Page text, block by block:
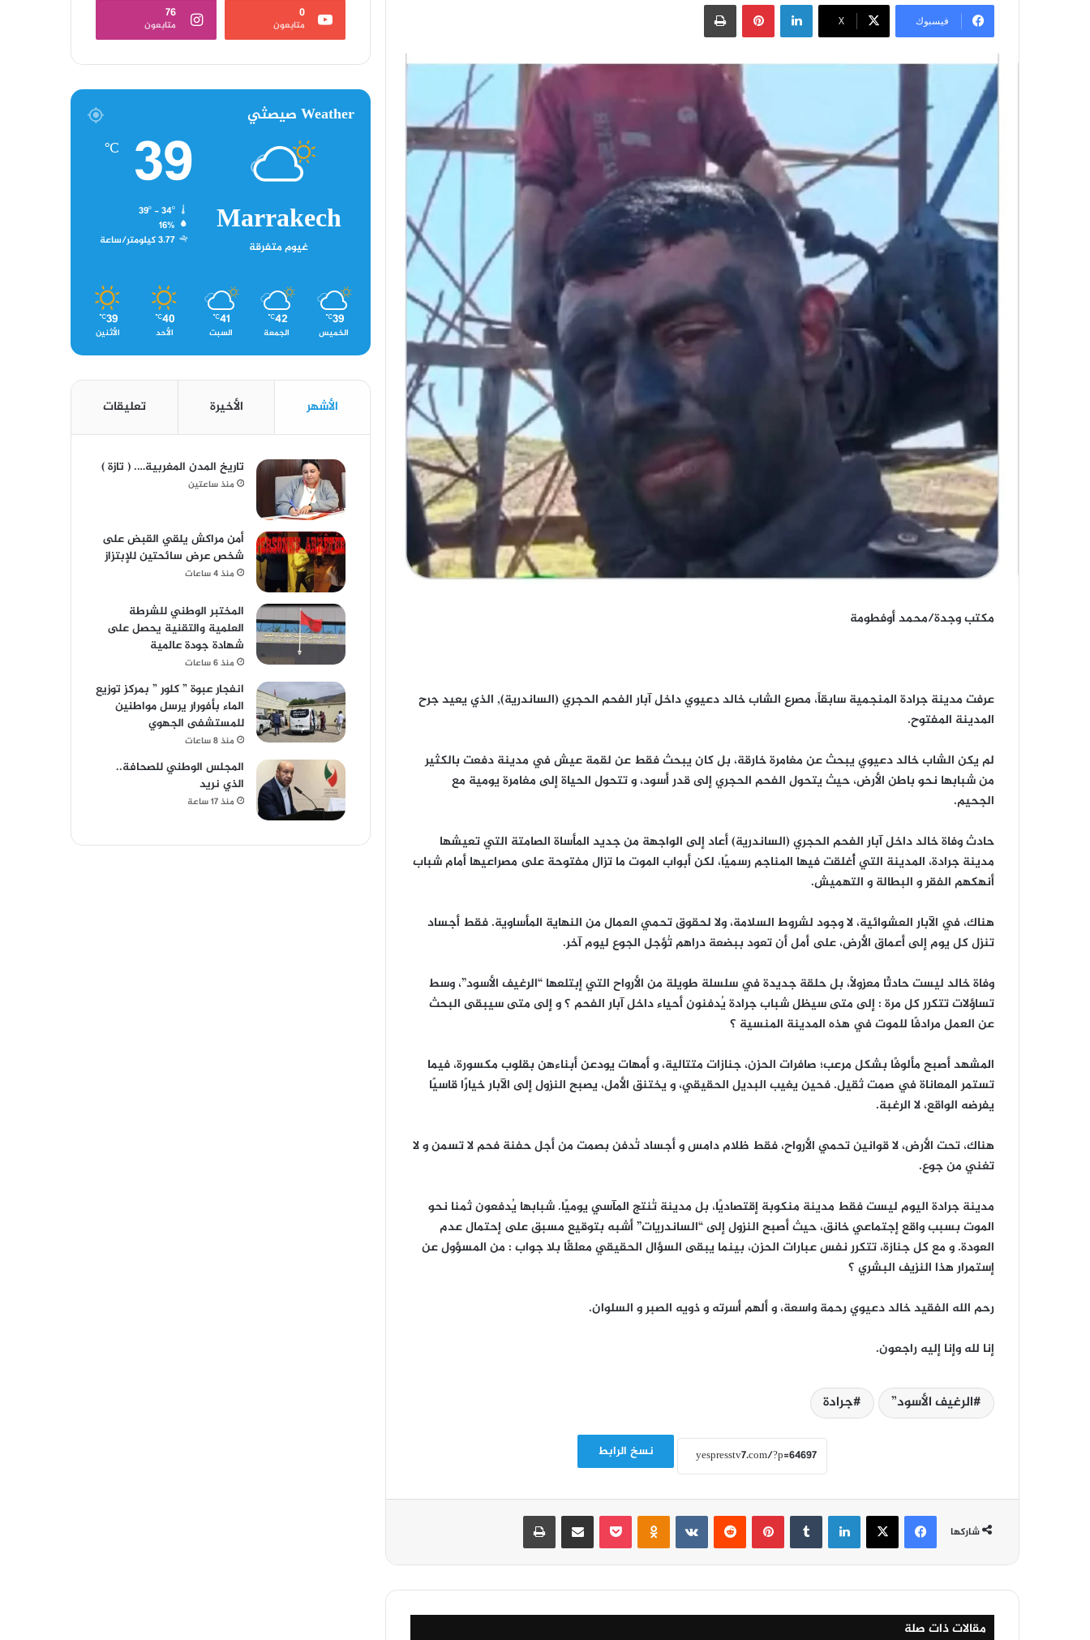
فيسبوك ‫X
لينكدإن بينتيريست
مكتب وجدة/محمد أوفطومة
عرفت مدينة جرادة المنجمية سابقاً، مصرع الشاب خالد دعيوي داخل آبار الفحم الحجري (الساندرية), الذي يعيد جرح
المدينة المفتوح.
لم يكن الشاب خالد دعيوي يبحث عن مغامرة خارقة، بل كان يبحث فقط عن لقمة عيش في مدينة دفعت بالكثير
من شبابها نحو باطن الأرض، حيث يتحول الفحم الحجري إلى قدر أسود، و تتحول الحياة إلى مغامرة يومية مع
الجحيم.
حادث وفاة خالد داخل آبار الفحم الحجري (الساندرية) أعاد إلى الواجهة من جديد المأساة الصامتة التي تعيشها
مدينة جرادة، المدينة التي أُغلقت فيها المناجم رسميًا، لكن أبواب الموت ما تزال مفتوحة على مصراعيها أمام شباب
أنهكهم الفقر و البطالة و التهميش.
هناك، في الآبار العشوائية، لا وجود لشروط السلامة، ولا لحقوق تحمي العمال من النهاية المأساوية. فقط أجساد
تنزل كل يوم إلى أعماق الأرض، على أمل أن تعود ببضعة دراهم تُؤجل الجوع ليوم آخر.
وفاة خالد ليست حادثًا معزولًا، بل حلقة جديدة في سلسلة طويلة من الأرواح التي إبتلعها “الرغيف الأسود”، وسط
تساؤلات تتكرر كل مرة : إلى متى سيظل شباب جرادة يُدفنون أحياء داخل آبار الفحم ؟ و إلى متى سيبقى البحث
عن العمل مرادفًا للموت في هذه المدينة المنسية ؟
المشهد أصبح مألوفًا بشكل مرعب؛ صافرات الحزن، جنازات متتالية، و أمهات يودعن أبناءهن بقلوب مكسورة، فيما
تستمر المعاناة في صمت ثقيل. فحين يغيب البديل الحقيقي، و يختنق الأمل، يصبح النزول إلى الآبار خيارًا قاسيًا
يفرضه الواقع، لا الرغبة.
هناك، تحت الأرض، لا قوانين تحمي الأرواح، فقط ظلام دامس و أجساد تُدفن بصمت من أجل حفنة فحم لا تسمن و لا
تغني من جوع.
مدينة جرادة اليوم ليست فقط مدينة منكوبة إقتصاديًا، بل مدينة تُنتج المآسي يوميًا. شبابها يُدفعون ثمنا نحو
الموت بسبب واقع إجتماعي خانق، حيث أصبح النزول إلى “الساندريات” أشبه بتوقيع مسبق على إحتمال عدم
العودة. و مع كل جنازة، تتكرر نفس عبارات الحزن، بينما يبقى السؤال الحقيقي معلقًا بلا جواب : من المسؤول عن
إستمرار هذا النزيف البشري ؟
رحم الله الفقيد خالد دعيوي رحمة واسعة، و ألهم أسرته و ذويه الصبر و السلوان.
إنا لله وإنا إليه راجعون.
الرغيف الأسود” جرادة
نسخ الرابط
شاركها
فيسبوك ‫X لينكدإن بينتيريست مشاركة عبر البريد
مقالات ذات صلة
0
متابعون
76
متابعون
Weather صيصثي
Marrakech
غيوم متفرقة
39
℃
39º - 34º
16%
3.77 كيلومتر/ساعة
39
℃
الخميس
42
℃
الجمعة
41
℃
السبت
40
℃
الأحد
39
℃
الأثنين
الأشهر الأخيرة تعليقات
تاريخ المدن المغربية…. ( تازة )
منذ ساعتين
أمن مراكش يلقي القبض على
شخص عرض سائحتين للإبتزاز
منذ 4 ساعات
المختبر الوطني للشرطة
العلمية والتقنية يحصل على
شهادة جودة عالمية
منذ 6 ساعات
انفجار عبوة ” كلور ” بمركز توزيع
الماء بأفورار يرسل مواطنين
للمستشفى الجهوي
منذ 8 ساعات
المجلس الوطني للصحافة..
الذي نريد
منذ 17 ساعة